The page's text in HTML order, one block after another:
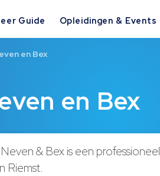
Guide Opleidingen & Events
en Bex
en Bex
& Bex is een
Riemst.